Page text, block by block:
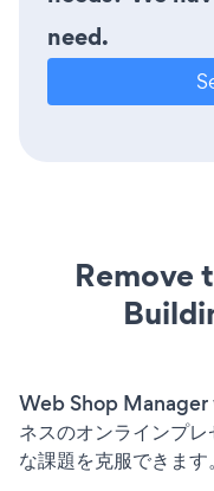
need.
Remove
Web Shop Manager
ネスのオンラインプ
な課題を克服できます